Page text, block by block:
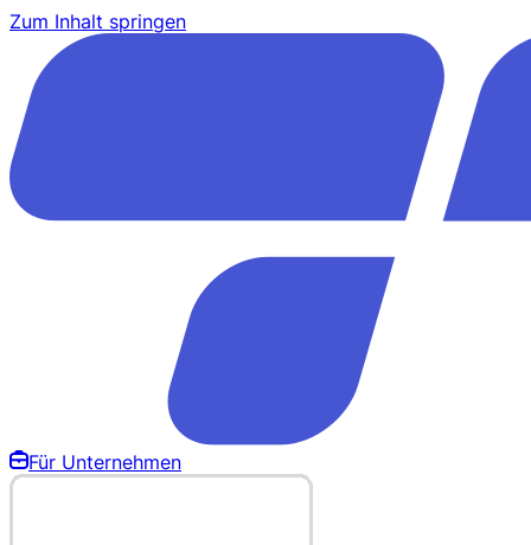
Zum Inhalt springen
Für Unternehmen